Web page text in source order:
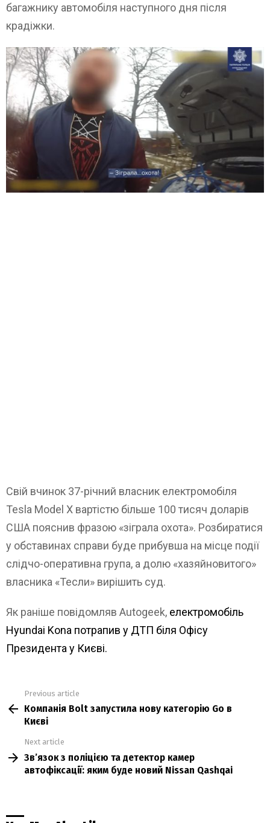
багажнику автомобіля наступного дня після
крадіжки.
Свій вчинок 37-річний власник електромобіля
Tesla Model X вартістю більше 100 тисяч доларів
США пояснив фразою «зіграла охота». Розбиратися
у обставинах справи буде прибувша на місце події
слідчо-оперативна група, а долю «хазяйновитого»
власника «Тесли» вирішить суд.
Як раніше повідомляв Autogeek, електромобіль
Hyundai Kona потрапив у ДТП біля Офісу
Президента у Києві.
more
Previous article
Компанія Bolt запустила нову категорію Go в
Києві
Next article
Зв’язок з поліцією та детектор камер
автофіксації: яким буде новий Nissan Qashqai